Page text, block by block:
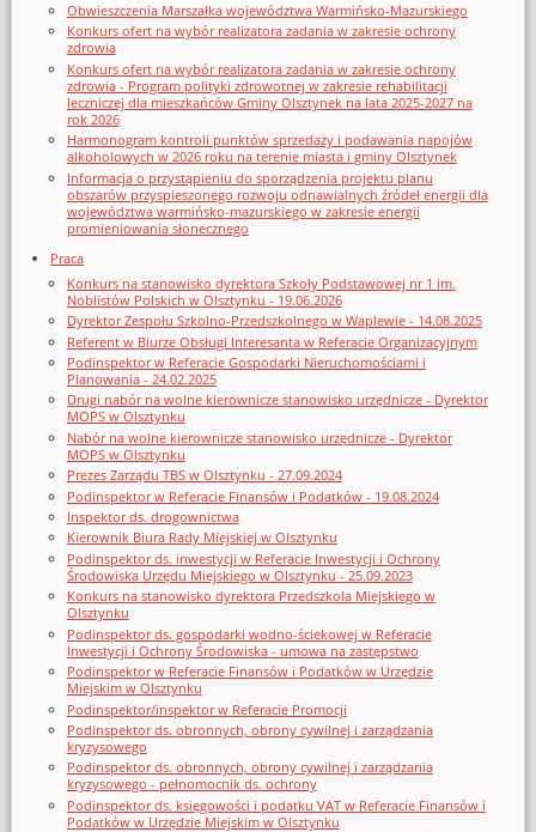
Obwieszczenia Marszałka województwa Warmińsko-Mazurskiego
Konkurs ofert na wybór realizatora zadania w zakresie ochrony
zdrowia
Konkurs ofert na wybór realizatora zadania w zakresie ochrony
zdrowia - Program polityki zdrowotnej w zakresie rehabilitacji
leczniczej dla mieszkańców Gminy Olsztynek na lata 2025-2027 na
rok 2026
Harmonogram kontroli punktów sprzedaży i podawania napojów
alkoholowych w 2026 roku na terenie miasta i gminy Olsztynek
Informacja o przystąpieniu do sporządzenia projektu planu
obszarów przyspieszonego rozwoju odnawialnych źródeł energii dla
województwa warmińsko-mazurskiego w zakresie energii
promieniowania słonecznego
Praca
Konkurs na stanowisko dyrektora Szkoły Podstawowej nr 1 im.
Noblistów Polskich w Olsztynku - 19.06.2026
Dyrektor Zespołu Szkolno-Przedszkolnego w Waplewie - 14.08.2025
Referent w Biurze Obsługi Interesanta w Referacie Organizacyjnym
Podinspektor w Referacie Gospodarki Nieruchomościami i
Planowania - 24.02.2025
Drugi nabór na wolne kierownicze stanowisko urzędnicze - Dyrektor
MOPS w Olsztynku
Nabór na wolne kierownicze stanowisko urzędnicze - Dyrektor
MOPS w Olsztynku
Prezes Zarządu TBS w Olsztynku - 27.09.2024
Podinspektor w Referacie Finansów i Podatków - 19.08.2024
Inspektor ds. drogownictwa
Kierownik Biura Rady Miejskiej w Olsztynku
Podinspektor ds. inwestycji w Referacie Inwestycji i Ochrony
Środowiska Urzędu Miejskiego w Olsztynku - 25.09.2023
Konkurs na stanowisko dyrektora Przedszkola Miejskiego w
Olsztynku
Podinspektor ds. gospodarki wodno-ściekowej w Referacie
Inwestycji i Ochrony Środowiska - umowa na zastępstwo
Podinspektor w Referacie Finansów i Podatków w Urzędzie
Miejskim w Olsztynku
Podinspektor/inspektor w Referacie Promocji
Podinspektor ds. obronnych, obrony cywilnej i zarządzania
kryzysowego
Podinspektor ds. obronnych, obrony cywilnej i zarządzania
kryzysowego - pełnomocnik ds. ochrony
Podinspektor ds. księgowości i podatku VAT w Referacie Finansów i
Podatków w Urzędzie Miejskim w Olsztynku